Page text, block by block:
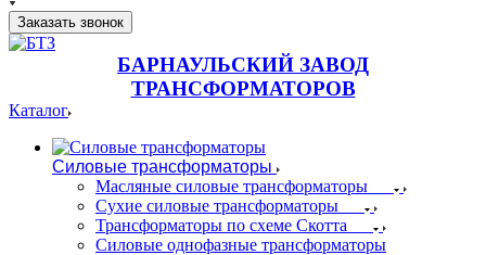
Заказать звонок
БАРНАУЛЬСКИЙ ЗАВОД
ТРАНСФОРМАТОРОВ
Каталог
Силовые трансформаторы
Масляные силовые трансформаторы
Сухие силовые трансформаторы
Трансформаторы по схеме Скотта
Силовые однофазные трансформаторы